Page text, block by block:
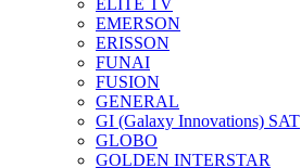
ELITE TV
EMERSON
ERISSON
FUNAI
FUSION
GENERAL
GI (Galaxy Innovations) SAT
GLOBO
GOLDEN INTERSTAR